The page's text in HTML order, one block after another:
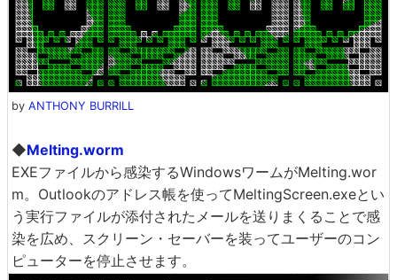
by ANTHONY BURRILL
◆Melting.worm
EXEファイルから感染するWindowsワームがMelting.wor
m。Outlookのアドレス帳を使ってMeltingScreen.exeとい
う実行ファイルが添付されたメールを送りまくることで感
染を広め、スクリーン・セーバーを装ってユーザーのコン
ピューターを停止させます。